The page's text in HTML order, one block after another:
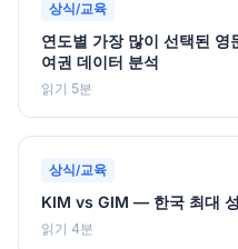
상식/교육
연도별 가장 많이 선택된
여권 데이터 분석
읽기 5분
상식/교육
KIM vs GIM — 한국 최대
읽기 4분